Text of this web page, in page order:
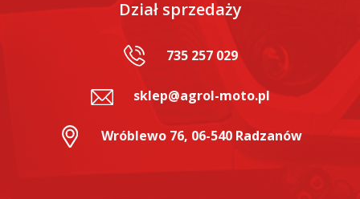
Dział sprzedaży
735 257 029
sklep@agrol-moto.pl
Wróblewo 76, 06-540 Radzanów